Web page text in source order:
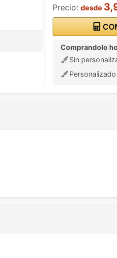
Precio: desde
Comprandolo
Sin
Personalizado